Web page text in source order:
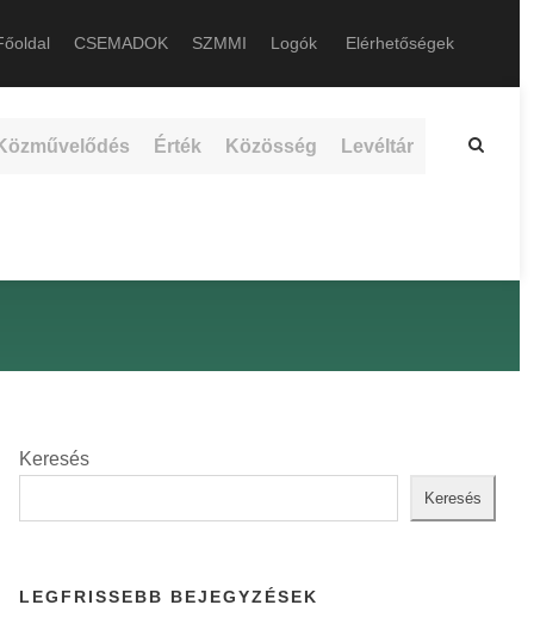
CSEMADOK SZMMI Logók Elérhetőségek
Érték Közösség Levéltár
Keresés
Keresés
LEGFRISSEBB BEJEGYZÉSEK